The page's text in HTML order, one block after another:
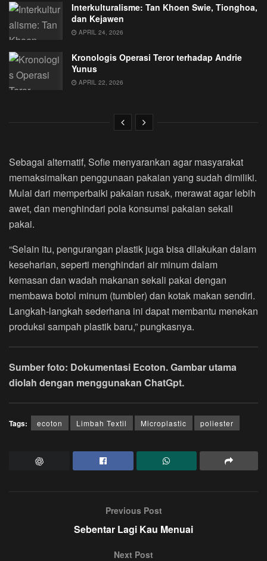
Interkulturalisme: Tan Khoen Swie, Tionghoa,
dan Kejawen
APRIL 24, 2026
Kronologis Operasi Teror terhadap Andrie
Yunus
APRIL 22, 2026
Sebagai alternatif, Sofie menyarankan agar masyarakat
memaksimalkan penggunaan pakaian yang sudah dimiliki.
Mulai dari memperbaiki pakaian rusak, merawat agar lebih
awet, dan menghindari pola konsumsi pakaian sekali
pakai.
“Selain itu, pengurangan plastik juga bisa dilakukan dalam
keseharian, seperti menghindari air minum dalam
kemasan dan wadah makanan sekali pakai dengan
membawa botol minum (tumbler) dan kotak makan sendiri.
Langkah-langkah sederhana ini dapat membantu menekan
produksi sampah plastik baru,” pungkasnya.
Sumber foto: Dokumentasi Ecoton. Gambar utama
diolah dengan menggunakan ChatGpt.
Tags: ecoton Limbah Textil Microplastic poliester
Previous Post
Sebentar Lagi Kau Menuai
Next Post